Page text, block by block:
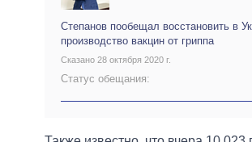
Степанов пообещал восстановить в
производство вакцин от гриппа
Сказано 28 октября 2020 г.
Статус обещания: